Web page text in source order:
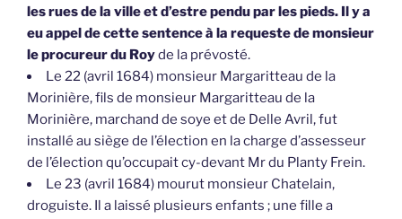
les rues de la ville et d’estre pendu par les pieds. Il y a
eu appel de cette sentence à la requeste de monsieur
le procureur du Royde la prévosté.
Le 22 (avril 1684) monsieur Margaritteau de la
Morinière, fils de monsieur Margaritteau de la
Morinière, marchand de soye et de Delle Avril, fut
installé au siège de l’élection en la charge d’assesseur
de l’élection qu’occupait cy-devant Mr du Planty Frein.
Le 23 (avril 1684) mourut monsieur Chatelain,
droguiste. Il a laissé plusieurs enfants ; une fille a